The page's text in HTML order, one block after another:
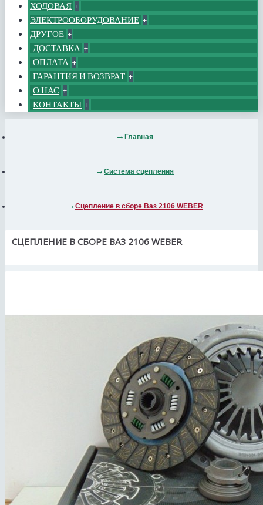
ХОДОВАЯ +
ЭЛЕКТРООБОРУДОВАНИЕ +
ДРУГОЕ +
ДОСТАВКА +
ОПЛАТА +
ГАРАНТИЯ И ВОЗВРАТ +
О НАС +
КОНТАКТЫ +
Главная
Система сцепления
Сцепление в сборе Ваз 2106 WEBER
СЦЕПЛЕНИЕ В СБОРЕ ВАЗ 2106 WEBER